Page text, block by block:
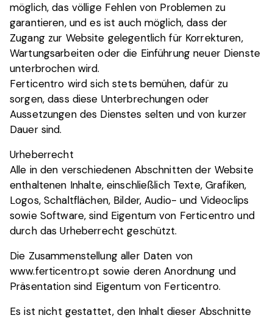
möglich, das völlige Fehlen von Problemen zu
garantieren, und es ist auch möglich, dass der
Zugang zur Website gelegentlich für Korrekturen,
Wartungsarbeiten oder die Einführung neuer Dienste
unterbrochen wird.
Ferticentro wird sich stets bemühen, dafür zu
sorgen, dass diese Unterbrechungen oder
Aussetzungen des Dienstes selten und von kurzer
Dauer sind.
Urheberrecht
Alle in den verschiedenen Abschnitten der Website
enthaltenen Inhalte, einschließlich Texte, Grafiken,
Logos, Schaltflächen, Bilder, Audio- und Videoclips
sowie Software, sind Eigentum von Ferticentro und
durch das Urheberrecht geschützt.
Die Zusammenstellung aller Daten von
www.ferticentro.pt sowie deren Anordnung und
Präsentation sind Eigentum von Ferticentro.
Es ist nicht gestattet, den Inhalt dieser Abschnitte